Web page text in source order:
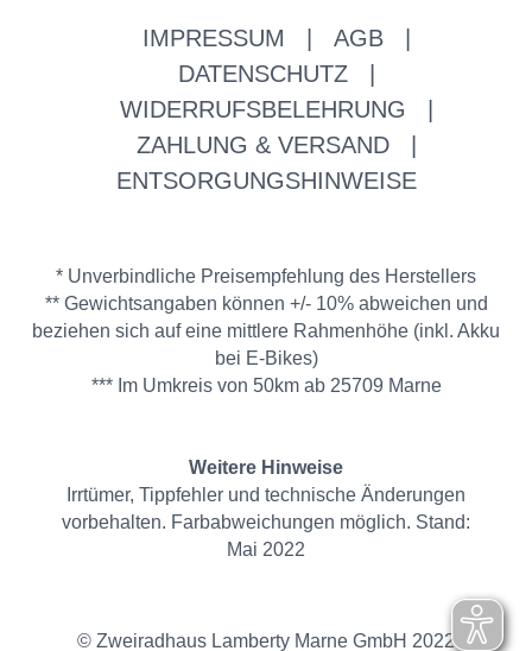
IMPRESSUM AGB
DATENSCHUTZ
WIDERRUFSBELEHRUNG
ZAHLUNG & VERSAND
ENTSORGUNGSHINWEISE
* Unverbindliche Preisempfehlung des Herstellers
** Gewichtsangaben können +/- 10% abweichen und
beziehen sich auf eine mittlere Rahmenhöhe (inkl. Akku
bei E-Bikes)
*** Im Umkreis von 50km ab 25709 Marne
Weitere Hinweise
Irrtümer, Tippfehler und technische Änderungen
vorbehalten. Farbabweichungen möglich. Stand:
Mai 2022
© Zweiradhaus Lamberty Marne GmbH 2022